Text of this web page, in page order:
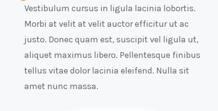
Vestibulum cursus in ligula lacinia lobortis.
Morbi at velit at velit auctor efficitur ut ac
justo. Donec quam est, suscipit vel ligula ut,
aliquet maximus libero. Pellentesque finibus
tellus vitae dolor lacinia eleifend. Nulla sit
amet nunc massa.